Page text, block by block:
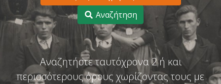
Αναζήτηση
Αναζητήστε ταυτόχρονα 2 ή και
περισσότερους όρους χωρίζοντας τους με